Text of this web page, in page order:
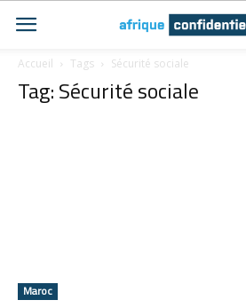
Accueil Tags Sécurité sociale
Tag: Sécurité sociale
Maroc